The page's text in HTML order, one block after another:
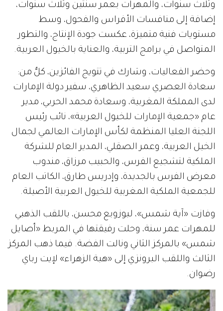
وثلاث سنوات، والمهرات بعمر سنتين وثلاث سنوات،
إضافة إلى منافسات الأفراس والفحول، وسط
مستويات فنية متميزة، عكست جودة الإنتاج، والتطور
المتواصل في برامج التربية، والعناية بالخيول العربية.
وحضر الفعاليات، وشارك في تتويج الفائزين، كلٌّ من:
سعادة العصري سعيد الظاهري، سفير دولة الإمارات
لدى المملكة المغربية، وسعادة محمد الحربي، مدير
عام «جمعية الإمارات للخيول العربية»، نائب رئيس
اللجنة العليا المنظمة لكأس الإمارات العالمي لجمال
الخيل العربية، وعمر الصقلي، المدير العام للشركة
الملكية لتشجيع الفرس، والحبيب مرزاق، مندوب
معرض الفرس بالجديدة، وإدريس طارق، الكاتب العام
للجمعية الملكية المغربية للخيول العربية الأصيلة.
وفازت «آية شمس»، لبوزوبع محسن، باللقب الذهبي
للمهرات عمر سنة، وحلت رفيقتها في المربط «أصايل
شمس» بالمركز الثاني ونالت الفضة. فيما ذهب المركز
الثالث واللقب البرونزي إلى «هبة الزهراء» لإيت رباي
رضوان.